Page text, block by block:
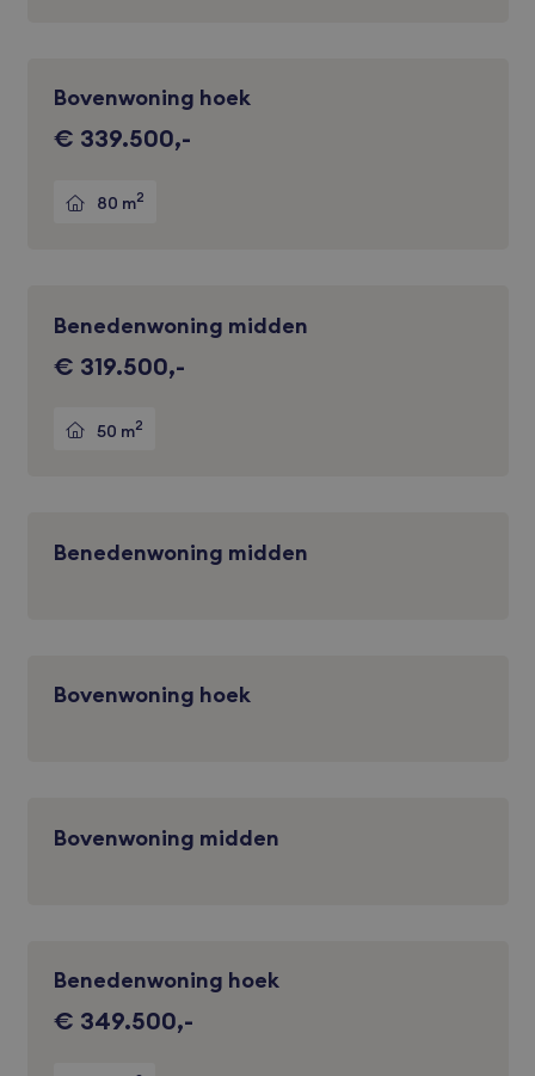
Bovenwoning hoek
€ 339.500,-
80 m2
Benedenwoning midden
€ 319.500,-
50 m2
Benedenwoning midden
Bovenwoning hoek
Bovenwoning midden
Benedenwoning hoek
€ 349.500,-